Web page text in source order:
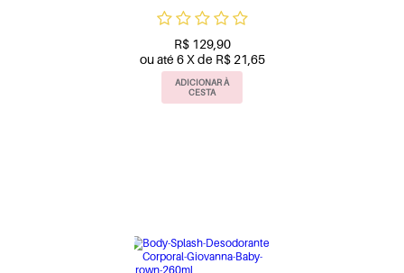
R$ 129,90
ou até 6 X de R$ 21,65
ADICIONAR À
CESTA